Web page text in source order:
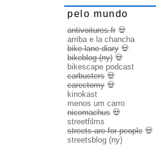
pelo mundo
antivoitures.fr 💀
arriba e la chancha
bike lane diary 💀
bikeblog (ny) 💀
bikescape podcast
carbusters 💀
carectomy 💀
kinokast
menos um carro
nicomachus 💀
streetfilms
streets are for people 💀
streetsblog (ny)